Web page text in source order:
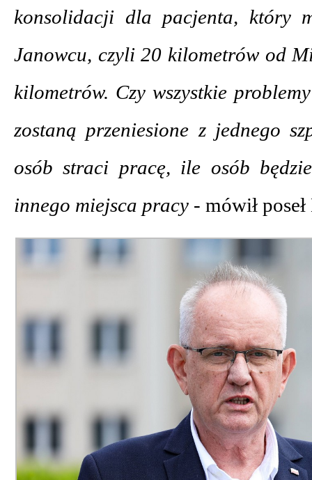
konsolidacji dla pacjenta, który
Janowcu, czyli 20 kilometrów od
kilometrów. Czy wszystkie
zostaną przeniesione z jednego
osób straci pracę, ile osób
innego miejsca pracy - mówił